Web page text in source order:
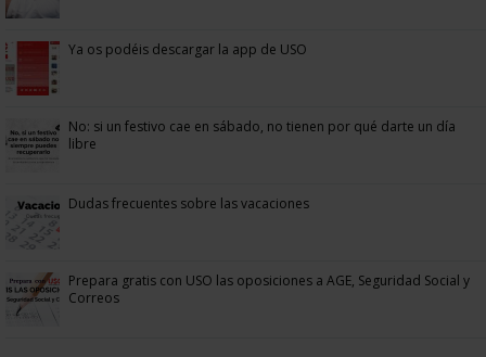
Ya os podéis descargar la app de USO
No: si un festivo cae en sábado, no tienen por qué darte un día
libre
Dudas frecuentes sobre las vacaciones
Prepara gratis con USO las oposiciones a AGE, Seguridad Social y
Correos